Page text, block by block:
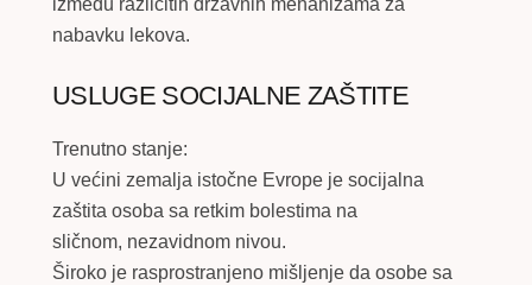
između različitih državnih mehanizama za
nabavku lekova.
USLUGE SOCIJALNE ZAŠTITE
Trenutno stanje:
U većini zemalja istočne Evrope je socijalna
zaštita osoba sa retkim bolestima na
sličnom, nezavidnom nivou.
Široko je rasprostranjeno mišljenje da osobe sa